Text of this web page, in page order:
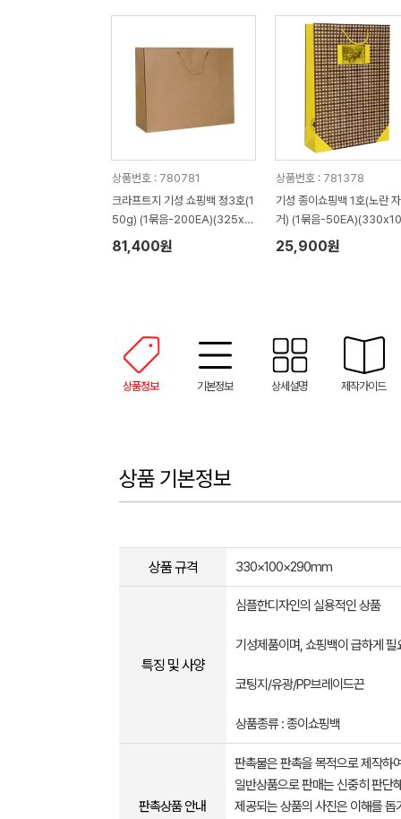
상품번호 : 780781
크라프트지 기성 쇼핑백 정3호(1
50g) (1묶음-200EA)(325x1
10x285mm)
81,400원
상품번호 : 781378
기성 종이쇼핑백 1호(노란
거) (1묶음-
450mm)
25,900원
상품정보 기본정보 상세설명 제작가이드
상품 기본정보
상품 규격 330×100×290mm
특징 및 사양
심플한디자인의 실용적인 상품
기성제품이며, 쇼핑백이 급하게
코팅지/유광/PP브레이드끈
상품종류 : 종이쇼핑백
판촉상품 안내
판촉물은 판촉을 목적으로 제작하
일반상품으로 판매는 신중히 판단
제공되는 상품의 사진은 이해를